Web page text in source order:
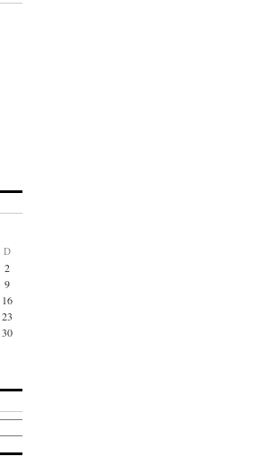
D
2
9
16
23
30